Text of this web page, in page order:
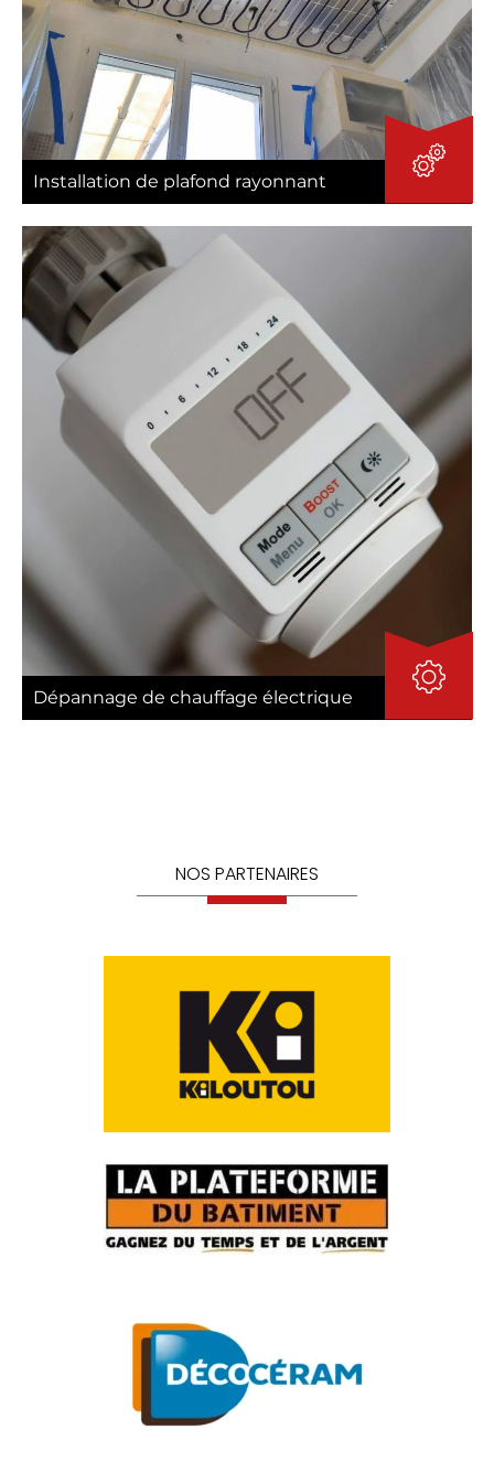
Installation de plafond rayonnant
Dépannage de chauffage électrique
NOS PARTENAIRES